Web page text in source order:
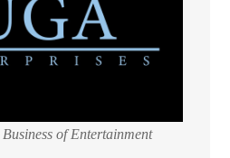
Business of Entertainment